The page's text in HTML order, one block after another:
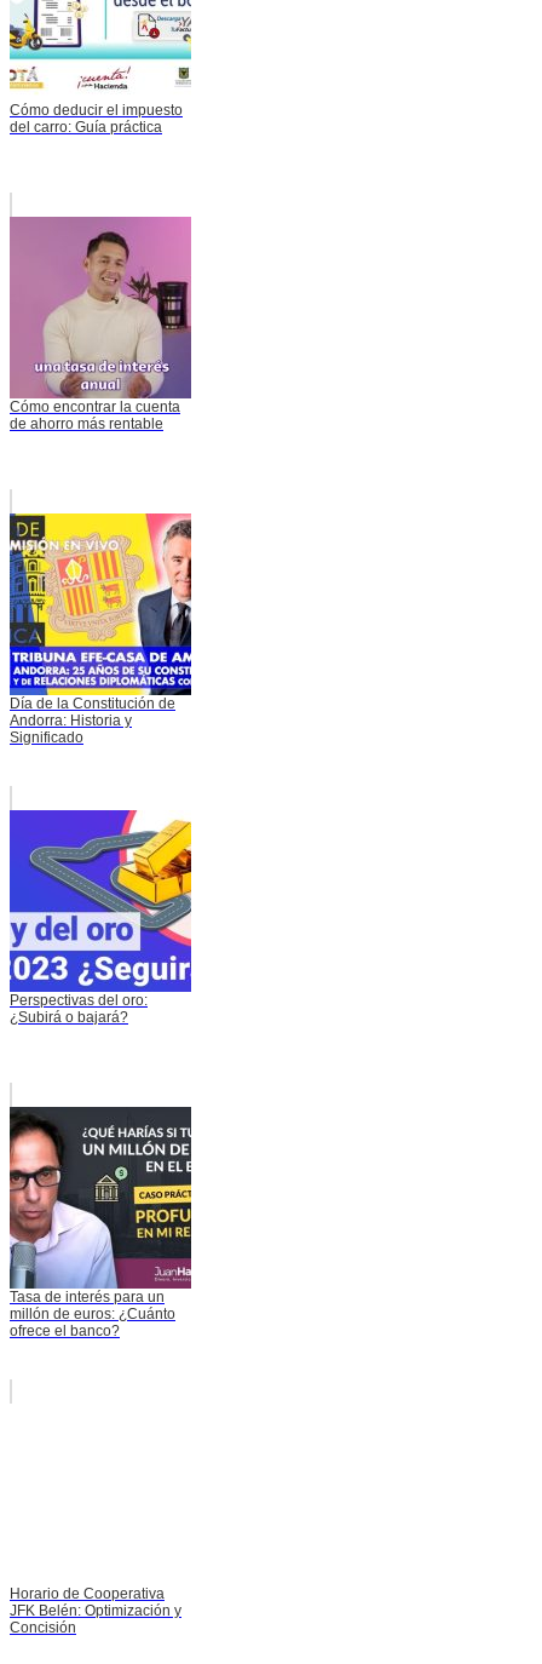
Cómo deducir el impuesto
del carro: Guía práctica
Cómo encontrar la cuenta
de ahorro más rentable
Día de la Constitución de
Andorra: Historia y
Significado
Perspectivas del oro:
¿Subirá o bajará?
Tasa de interés para un
millón de euros: ¿Cuánto
ofrece el banco?
Horario de Cooperativa
JFK Belén: Optimización y
Concisión